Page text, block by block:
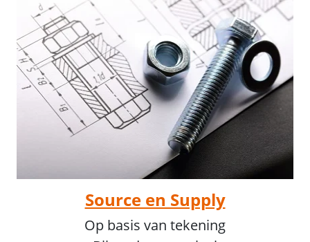
Source en Supply
Op basis van tekening